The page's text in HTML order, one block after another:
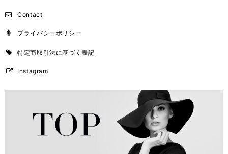
Contact
プライバシーポリシー
特定商取引法に基づく表記
Instagram